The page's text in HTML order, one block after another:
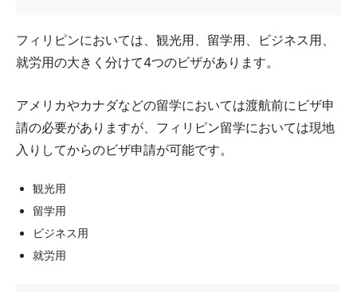
フィリピンにおいては、観光用、留学用、ビジネス用、
就労用の大きく分けて4つのビザがあります。
アメリカやカナダなどの留学においては渡航前にビザ申
請の必要がありますが、フィリピン留学においては現地
入りしてからのビザ申請が可能です。
観光用
留学用
ビジネス用
就労用